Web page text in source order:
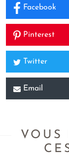
Facebook
Pinterest
Twitter
Email
VOUS